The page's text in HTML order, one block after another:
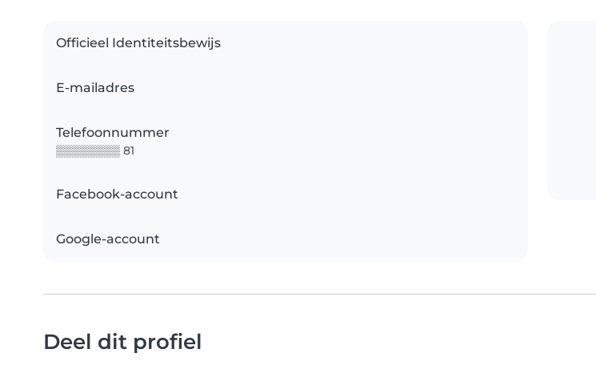
Officieel Identiteitsbewijs
E-mailadres
Telefoonnummer
▒▒▒▒▒▒▒▒ 81
Facebook-account
Google-account
Deel dit profiel